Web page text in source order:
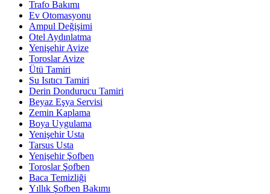
Trafo Bakımı
Ev Otomasyonu
Ampul Değişimi
Otel Aydınlatma
Yenişehir Avize
Toroslar Avize
Ütü Tamiri
Su Isıtıcı Tamiri
Derin Dondurucu Tamiri
Beyaz Eşya Servisi
Zemin Kaplama
Boya Uygulama
Yenişehir Usta
Tarsus Usta
Yenişehir Şofben
Toroslar Şofben
Baca Temizliği
Yıllık Şofben Bakımı